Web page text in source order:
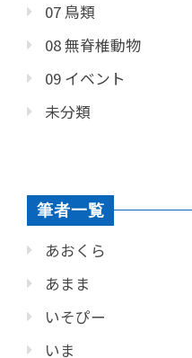
07 鳥類
08 無脊椎動物
09 イベント
未分類
筆者一覧
あおくら
あまま
いそぴー
いま